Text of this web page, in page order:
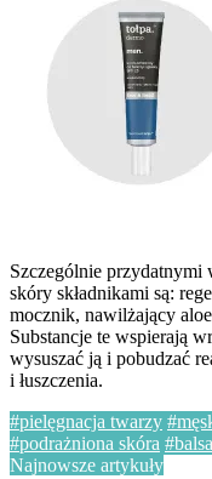
Szczególnie przydatnymi
skóry składnikami są:
mocznik, nawilżający
Substancje te wspierają
wysuszać ją i pobudzać
i łuszczenia.
#pielęgnacja twarzy
#podrażniona skóra
Najnowsze artykuły